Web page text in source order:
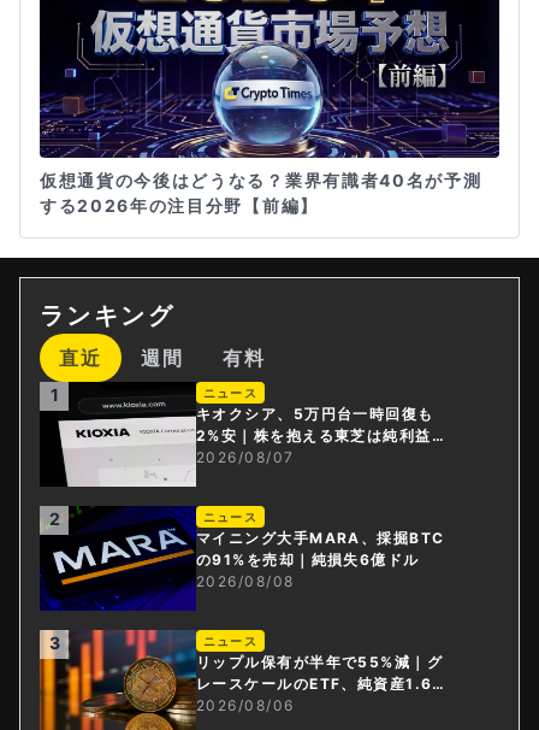
仮想通貨の今後はどうなる？業界有識者40名が予測
する2026年の注目分野【前編】
ランキング
直近 週間 有料
1 ニュース
キオクシア、5万円台一時回復も
2%安｜株を抱える東芝は純利益3
0倍
2026/08/07
2 ニュース
マイニング大手MARA、採掘BTC
の91%を売却｜純損失6億ドル
2026/08/08
3 ニュース
リップル保有が半年で55%減｜グ
レースケールのETF、純資産1.6億
ドル減
2026/08/06